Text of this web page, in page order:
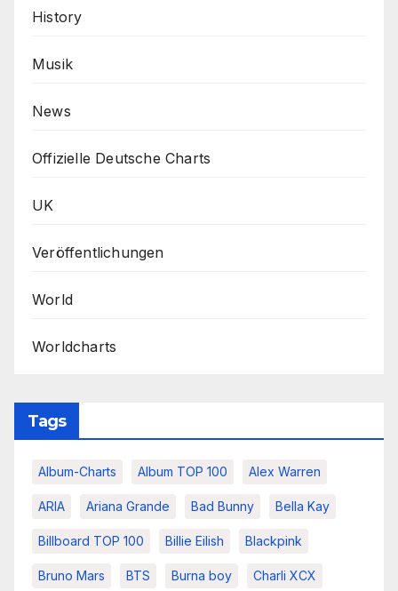
History
Musik
News
Offizielle Deutsche Charts
UK
Veröffentlichungen
World
Worldcharts
Tags
Album-Charts Album TOP 100 Alex Warren
ARIA Ariana Grande Bad Bunny Bella Kay
Billboard TOP 100 Billie Eilish Blackpink
Bruno Mars BTS Burna boy Charli XCX